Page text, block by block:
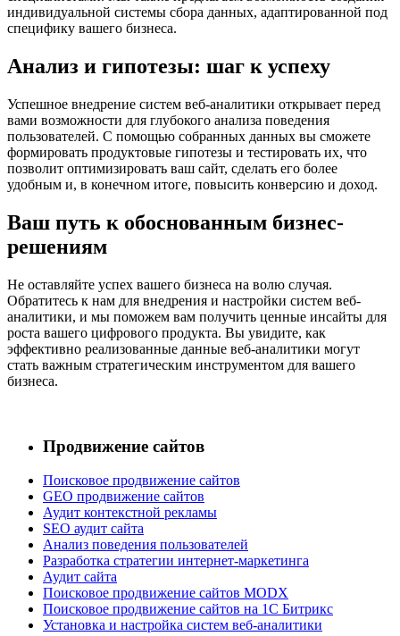
индивидуальной системы сбора данных, адаптированной под
специфику вашего бизнеса.
Анализ и гипотезы: шаг к успеху
Успешное внедрение систем веб-аналитики открывает перед
вами возможности для глубокого анализа поведения
пользователей. С помощью собранных данных вы сможете
формировать продуктовые гипотезы и тестировать их, что
позволит оптимизировать ваш сайт, сделать его более
удобным и, в конечном итоге, повысить конверсию и доход.
Ваш путь к обоснованным бизнес-
решениям
Не оставляйте успех вашего бизнеса на волю случая.
Обратитесь к нам для внедрения и настройки систем веб-
аналитики, и мы поможем вам получить ценные инсайты для
роста вашего цифрового продукта. Вы увидите, как
эффективно реализованные данные веб-аналитики могут
стать важным стратегическим инструментом для вашего
бизнеса.
Продвижение сайтов
Поисковое продвижение сайтов
GEO продвижение сайтов
Аудит контекстной рекламы
SEO аудит сайта
Анализ поведения пользователей
Разработка стратегии интернет-маркетинга
Аудит сайта
Поисковое продвижение сайтов MODX
Поисковое продвижение сайтов на 1С Битрикс
Установка и настройка систем веб-аналитики